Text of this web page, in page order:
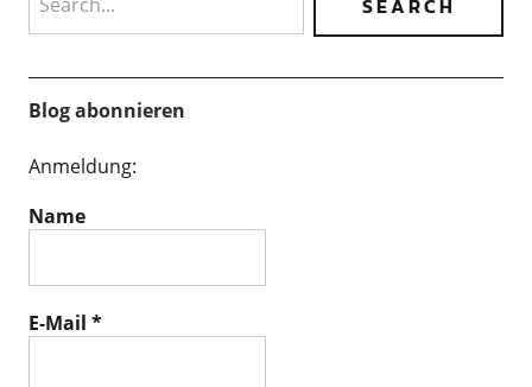
Blog abonnieren
Anmeldung:
Name
E-Mail *